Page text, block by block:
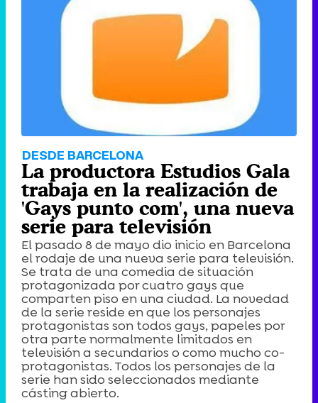
DESDE BARCELONA
La productora Estudios Gala
trabaja en la realización de
'Gays punto com', una nueva
serie para televisión
El pasado 8 de mayo dio inicio en Barcelona
el rodaje de una nueva serie para televisión.
Se trata de una comedia de situación
protagonizada por cuatro gays que
comparten piso en una ciudad. La novedad
de la serie reside en que los personajes
protagonistas son todos gays, papeles por
otra parte normalmente limitados en
televisión a secundarios o como mucho co-
protagonistas. Todos los personajes de la
serie han sido seleccionados mediante
cásting abierto.